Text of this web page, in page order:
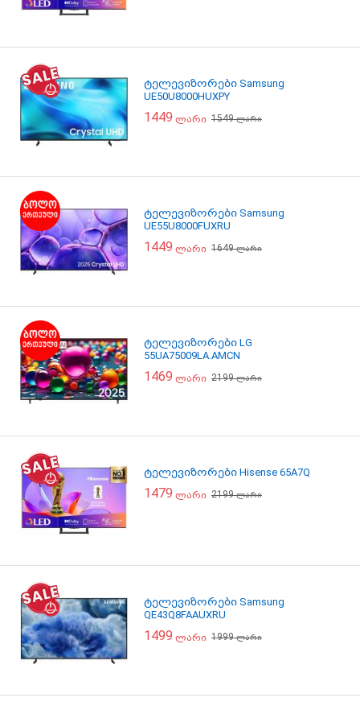
ტელევიზორები Samsung
UE50U8000HUXPY
1449 ლარი 1549ლარი
ტელევიზორები Samsung
UE55U8000FUXRU
1449 ლარი 1649ლარი
ტელევიზორები LG
55UA75009LA.AMCN
1469 ლარი 2199ლარი
ტელევიზორები Hisense 65A7Q
1479 ლარი 2199ლარი
ტელევიზორები Samsung
QE43Q8FAAUXRU
1499 ლარი 1999ლარი